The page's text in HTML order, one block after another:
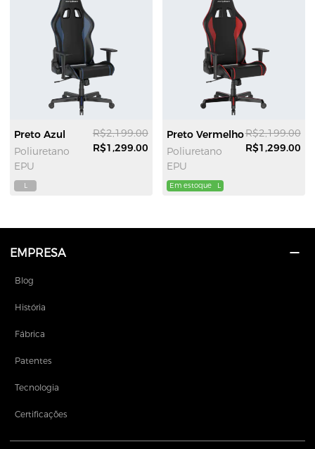
Preto Azul
Poliuretano
EPU
R$2,199.00
R$1,299.00
L
Preto Vermelho
Poliuretano
EPU
R$2,199.00
R$1,299.00
Em estoque L
EMPRESA
Blog
História
Fábrica
Patentes
Tecnologia
Certificações